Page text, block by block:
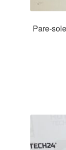
Pare-